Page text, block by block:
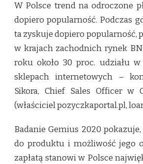
W Polsce trend na odroczone
dopiero popularność. Podczas
ta zyskuje dopiero popularność,
w krajach zachodnich rynek
roku około 30 proc. udziału
sklepach internetowych –
Sikora, Chief Sales Officer w
(właściciel pozyczkaportal.pl,
Badanie Gemius 2020
do produktu i możliwość jego
zapłatą stanowi w Polsce